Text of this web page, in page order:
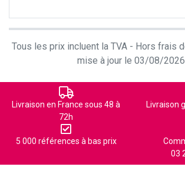
Tous les prix incluent la TVA - Hors frais
mise à jour le 03/08/
Livraison en France sous 48 à
72h
Livraison
5 000 références à bas prix
03